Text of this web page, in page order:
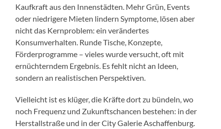
Kaufkraft aus den Innenstädten. Mehr Grün, Events
oder niedrigere Mieten lindern Symptome, lösen aber
nicht das Kernproblem: ein verändertes
Konsumverhalten. Runde Tische, Konzepte,
Förderprogramme – vieles wurde versucht, oft mit
ernüchterndem Ergebnis. Es fehlt nicht an Ideen,
sondern an realistischen Perspektiven.
Vielleicht ist es klüger, die Kräfte dort zu bündeln, wo
noch Frequenz und Zukunftschancen bestehen: in der
Herstallstraße und in der City Galerie Aschaffenburg.